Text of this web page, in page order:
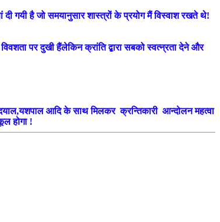
दी गयी है जो समयानुसार शास्त्रों के प्रयोग मैं विस्वाश रखते थे!
पर दुखी हैंलेकिन क्रांति द्बारा सबको स्वत्न्रता देने और
आदि के साथ मिलकर क्रन्तिकारी आन्दोलन महत्वा
होगा !